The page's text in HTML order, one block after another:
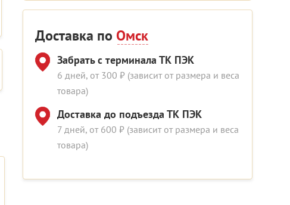
Доставка по Омск
Забрать с терминала ТК ПЭК
6 дней, от 300 ₽ (зависит от размера и веса
товара)
Доставка до подъезда ТК ПЭК
7 дней, от 600 ₽ (зависит от размера и веса
товара)